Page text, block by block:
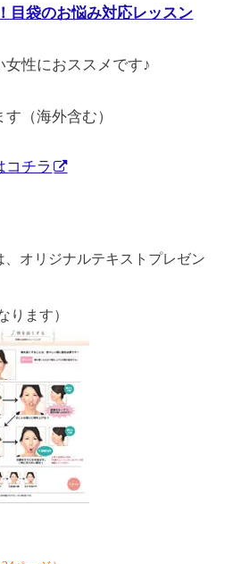
目袋のお悩み対応レッスン
性におススメです♪
（海外含む）
コチラ
オリジナルテキストプレゼン
ります）